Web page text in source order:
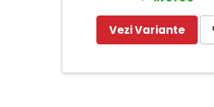
Vezi Variante